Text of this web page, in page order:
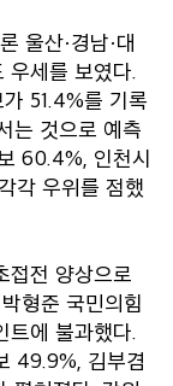
울산·경남·대
우세를 보였다.
51.4%를 기록
는 것으로 예측
60.4%, 인천시
각 우위를 점했
접전 양상으로
형준 국민의힘
트에 불과했다.
49.9%, 김부겸